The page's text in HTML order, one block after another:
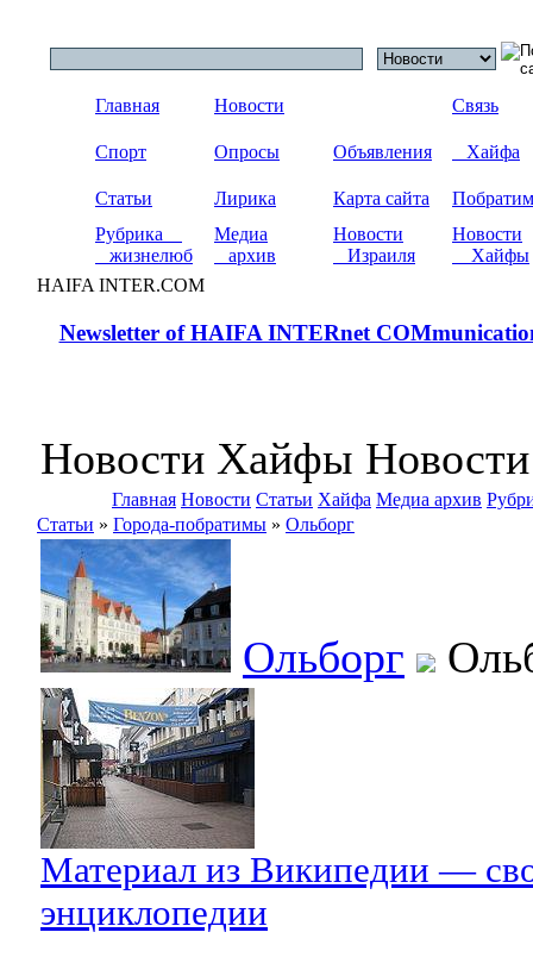
Главная Новости Связь
Спорт Опросы Объявления Хайфа
Статьи Лирика Карта сайта
Рубрика
жизнелюб
Медиа
архив
Новости
Израиля
Новости
Хайфы
HAIFA INTER.COM
Newsletter of HAIFA INTERnet
Новости Хайфы
Главная Новости Статьи Хайфа Медиа архив
Статьи » Города-побратимы » Ольборг
Ольборг
Материал из Википедии —
энциклопедии